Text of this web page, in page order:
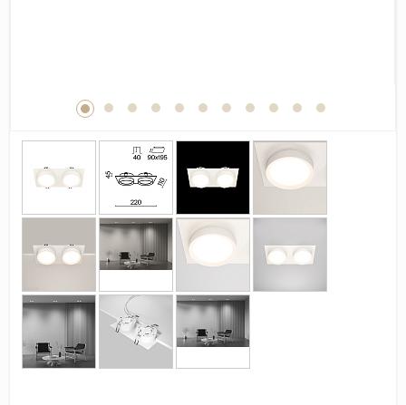
Поверхность
Матовая
Лаппатированная
Сатинированная
Карвинг